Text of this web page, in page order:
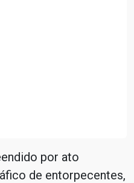
por ato
de entorpecentes,